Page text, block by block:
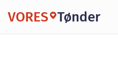
VORES Tønder